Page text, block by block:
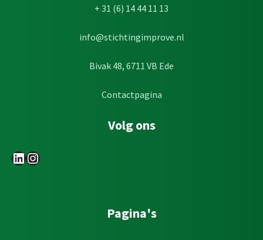
+ 31 (6) 14 44 11 13
info@stichtingimprove.nl
Bivak 48, 6711 VB Ede
Contactpagina
Volg ons
LinkedIn
Instagram
Pagina's